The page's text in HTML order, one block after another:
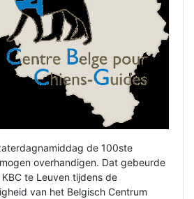
de 100ste
overhandigen. Dat gebeurde
te Leuven tijdens de
van het Belgisch Centrum